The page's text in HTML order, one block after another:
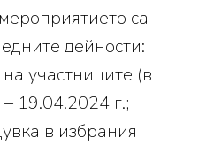
са
дейности:
участниците (в
19.04.2024 г.;
в избрания